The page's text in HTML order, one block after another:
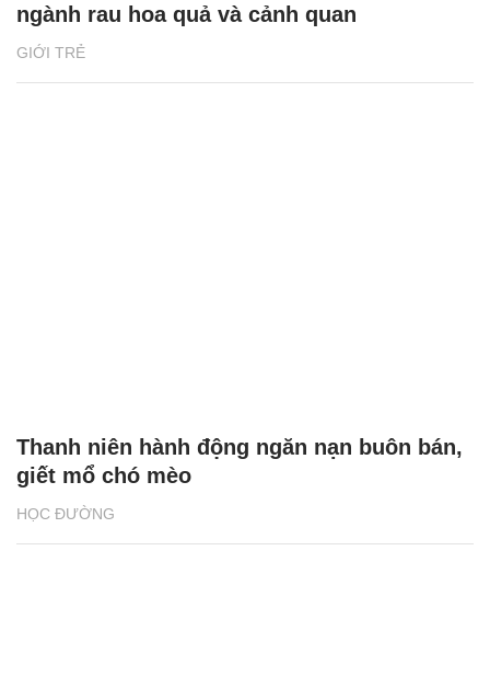
GIỚI TRẺ
ngành rau hoa quả và cảnh quan
HỌC ĐƯỜNG
Thanh niên hành động ngăn nạn buôn bán,
giết mổ chó mèo